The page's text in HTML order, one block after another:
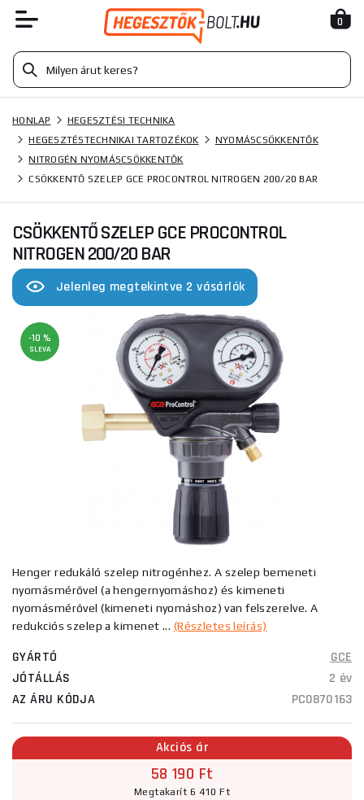
0
HONLAP
HEGESZTÉSI TECHNIKA
HEGESZTÉSTECHNIKAI TARTOZÉKOK
NYOMÁSCSÖKKENTŐK
NITROGÉN NYOMÁSCSÖKKENTŐK
CSÖKKENTŐ SZELEP GCE PROCONTROL NITROGEN 200/20 BAR
CSÖKKENTŐ SZELEP GCE PROCONTROL
NITROGEN 200/20 BAR
Jelenleg megtekintve 2 vásárlók
-10 %
SLEVA
Henger redukáló szelep nitrogénhez. A szelep bemeneti
nyomásmérővel (a hengernyomáshoz) és kimeneti
nyomásmérővel (kimeneti nyomáshoz) van felszerelve. A
redukciós szelep a kimenet ... (Részletes leírás)
GYÁRTÓ
GCE
JÓTÁLLÁS
2 év
AZ ÁRU KÓDJA
PC0870163
Akciós ár
58 190 Ft
Megtakarít 6 410 Ft